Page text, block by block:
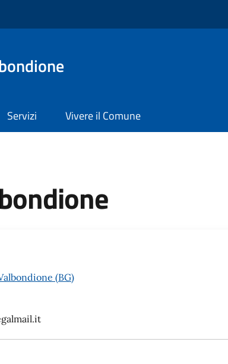
Servizi Vivere il Comune
(BG)